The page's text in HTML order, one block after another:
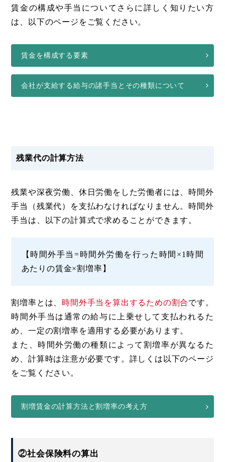
賃金の構成や手当についてさらに詳しく知りたい方
は、以下のページをご覧ください。
賃金を構成する要素
会社が支給する給与の諸手当とその種類について
残業代の計算方法
残業や深夜労働、休日労働をした労働者には、時間外
手当（残業代）を支払わなければなりません。時間外
手当は、以下の計算式で求めることができます。
【時間外手当=時間外労働を行った時間×1時間
あたりの賃金×割増率】
割増率とは、 時間外手当を算出するための割合です。
時間外手当は通常の給与に上乗せして支払われるた
め、一定の割増率を適用する必要があります。
また、時間外労働の種類によって割増率が異なるた
め、計算時は注意が必要です。詳しくは以下のページ
をご覧ください。
割増賃金の計算方法と割増率の考え方
②社会保険料の算出